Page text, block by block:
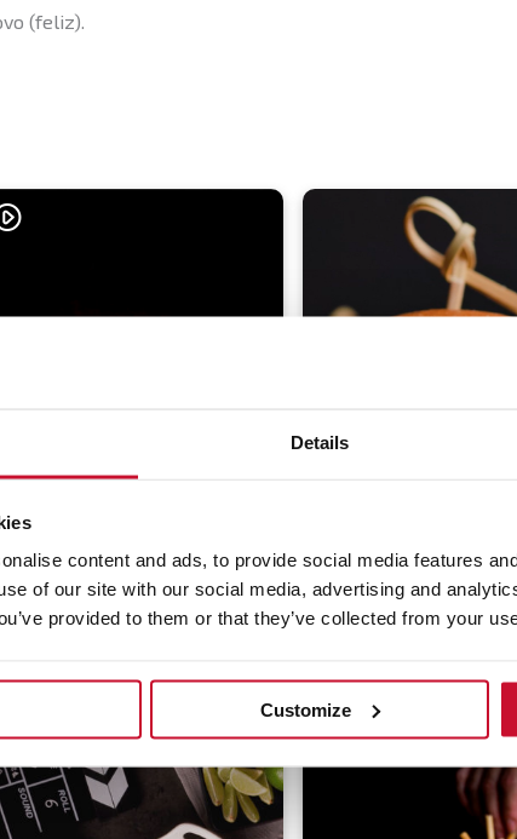
Details
content and ads, to provide social media features
of our site with our social media, advertising and
provided to them or that they’ve collected from your
Customize
(feliz).
gratinado com
e alcachofras
Mini